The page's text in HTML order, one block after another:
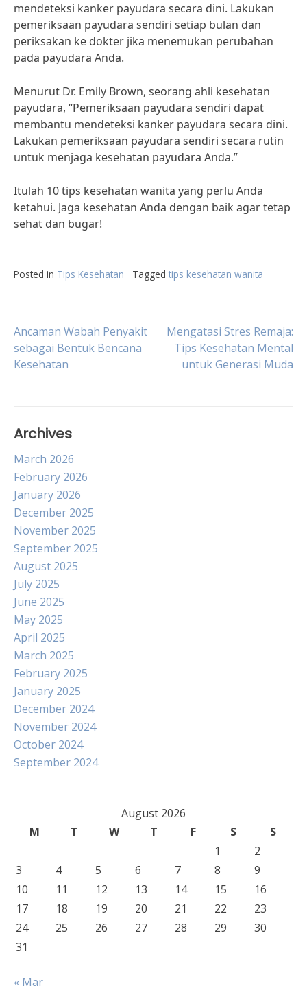
mendeteksi kanker payudara secara dini. Lakukan
pemeriksaan payudara sendiri setiap bulan dan
periksakan ke dokter jika menemukan perubahan
pada payudara Anda.
Menurut Dr. Emily Brown, seorang ahli kesehatan
payudara, “Pemeriksaan payudara sendiri dapat
membantu mendeteksi kanker payudara secara dini.
Lakukan pemeriksaan payudara sendiri secara rutin
untuk menjaga kesehatan payudara Anda.”
Itulah 10 tips kesehatan wanita yang perlu Anda
ketahui. Jaga kesehatan Anda dengan baik agar tetap
sehat dan bugar!
Posted in Tips Kesehatan Tagged tips kesehatan wanita
Post
navigation
Ancaman Wabah Penyakit
sebagai Bentuk Bencana
Kesehatan
Mengatasi Stres Remaja:
Tips Kesehatan Mental
untuk Generasi Muda
Archives
March 2026
February 2026
January 2026
December 2025
November 2025
September 2025
August 2025
July 2025
June 2025
May 2025
April 2025
March 2025
February 2025
January 2025
December 2024
November 2024
October 2024
September 2024
August 2026
M
T W T F S
S
1
2
3
4 5 6 7 8
9
10
11 12 13 14 15
16
17
18 19 20 21 22
23
24
25 26 27 28 29
30
31
« Mar